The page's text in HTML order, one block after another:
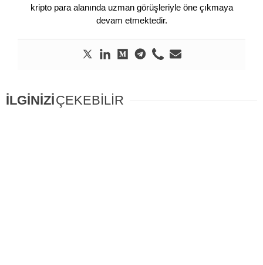
kripto para alanında uzman görüşleriyle öne çıkmaya
devam etmektedir.
İLGİNİZİÇEKEBİLİR